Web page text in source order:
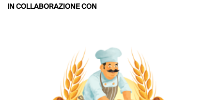
IN COLLABORAZIONE CON